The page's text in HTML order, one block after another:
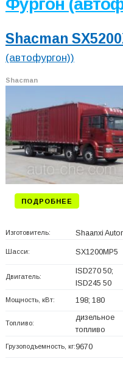
Фургон
Shacman
(автофургон))
Shacman
ПОДРОБНЕЕ
Изготовитель: Shaanxi
Шасси: SX1200MP5
Двигатель:
ISD270 50;
ISD245 50
Мощность, кВт: 198; 180
Топливо:
дизельное
топливо
Грузоподъемность, кг:9670